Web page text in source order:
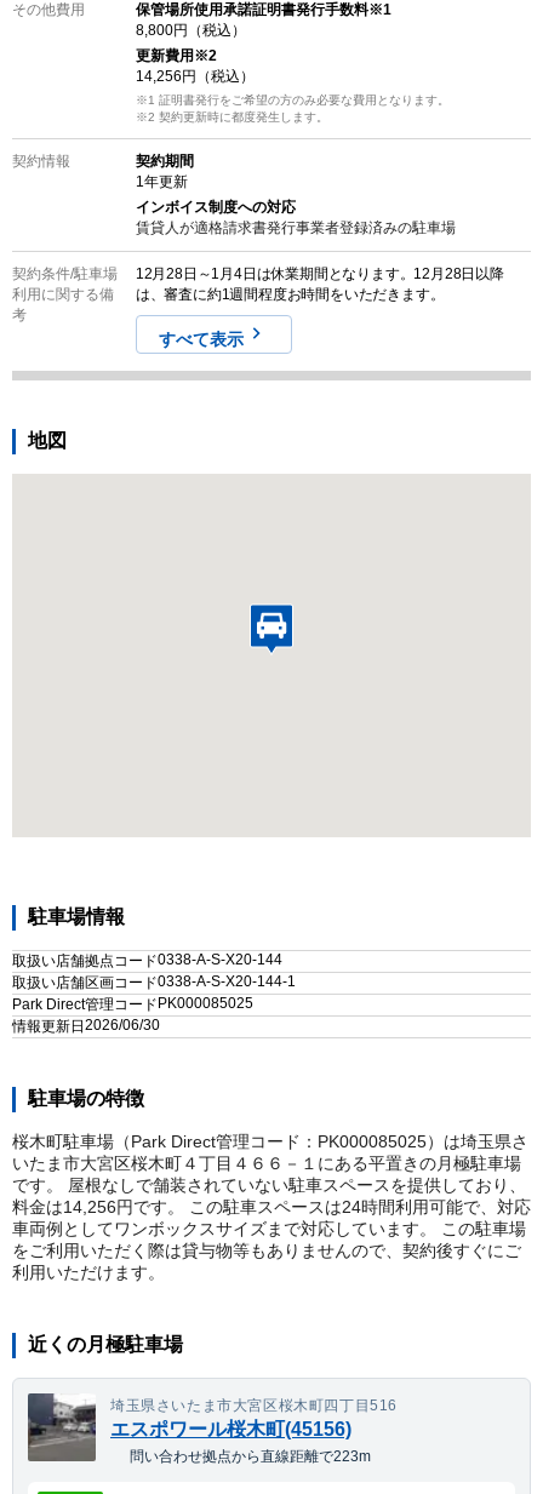
その他費用
保管場所使用承諾証明書発行手数料※1
8,800円（税込）
更新費用 ※2
14,256 円（税込）
※1 証明書発行をご希望の方のみ必要な費用となります。
※2 契約更新時に都度発生します。
契約情報
契約期間
1年更新
インボイス制度への対応
賃貸人が適格請求書発行事業者登録済みの駐車場
契約条件/駐車場
利用に関する備
考
12月28日～1月4日は休業期間となります。12月28日以降
は、審査に約1週間程度お時間をいただきます。
すべて表示
地図
駐車場情報
取扱い店舗拠点コード0338-A-S-X20-144
取扱い店舗区画コード0338-A-S-X20-144-1
Park Direct管理コード PK000085025
情報更新日 2026/06/30
駐車場の特徴
桜木町駐車場（Park Direct管理コード：PK000085025）は埼玉県さ
いたま市大宮区桜木町４丁目４６６－１にある平置きの月極駐車場
です。 屋根なしで舗装されていない駐車スペースを提供しており、
料金は14,256円です。 この駐車スペースは24時間利用可能で、対応
車両例としてワンボックスサイズまで対応しています。 この駐車場
をご利用いただく際は貸与物等もありませんので、契約後すぐにご
利用いただけます。
近くの月極駐車場
埼玉県さいたま市大宮区桜木町四丁目516
エスポワール桜木町(45156)
問い合わせ拠点から直線距離で223m